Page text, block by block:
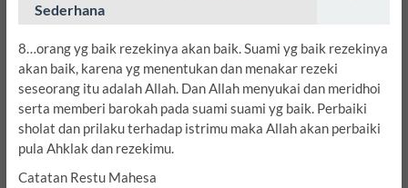
Sederhana
8…orang yg baik rezekinya akan baik. Suami yg baik rezekinya
akan baik, karena yg menentukan dan menakar rezeki
seseorang itu adalah Allah. Dan Allah menyukai dan meridhoi
serta memberi barokah pada suami suami yg baik. Perbaiki
sholat dan prilaku terhadap istrimu maka Allah akan perbaiki
pula Ahklak dan rezekimu.
Catatan Restu Mahesa